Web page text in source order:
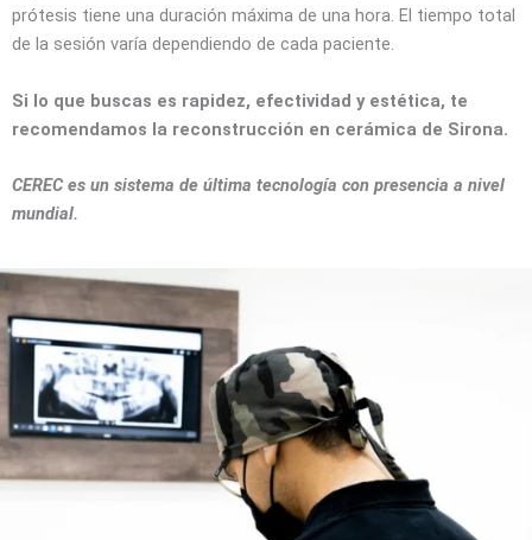
prótesis tiene una duración máxima de una hora. El tiempo total
de la sesión varía dependiendo de cada paciente.
Si lo que buscas es rapidez, efectividad y estética, te
recomendamos la reconstrucción en cerámica de Sirona.
CEREC es un sistema de última tecnología con presencia a nivel
mundial.